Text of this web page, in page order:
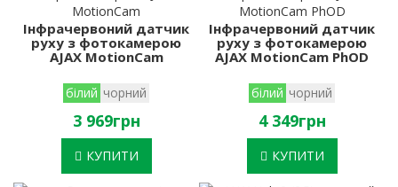
Інфрачервоний датчик
руху з фотокамерою
AJAX MotionCam
білий чорний
3 969грн
КУПИТИ
Інфрачервоний датчик
руху з фотокамерою
AJAX MotionCam PhOD
білий чорний
4 349грн
КУПИТИ